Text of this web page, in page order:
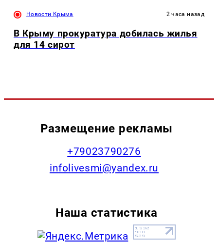
Новости Крыма 2 часа назад
В Крыму прокуратура добилась жилья
для 14 сирот
Размещение рекламы
+79023790276
infolivesmi@yandex.ru
Наша статистика